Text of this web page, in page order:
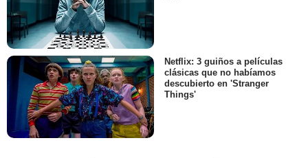
Netflix: 3 guiños a películas
clásicas que no habíamos
descubierto en 'Stranger
Things'